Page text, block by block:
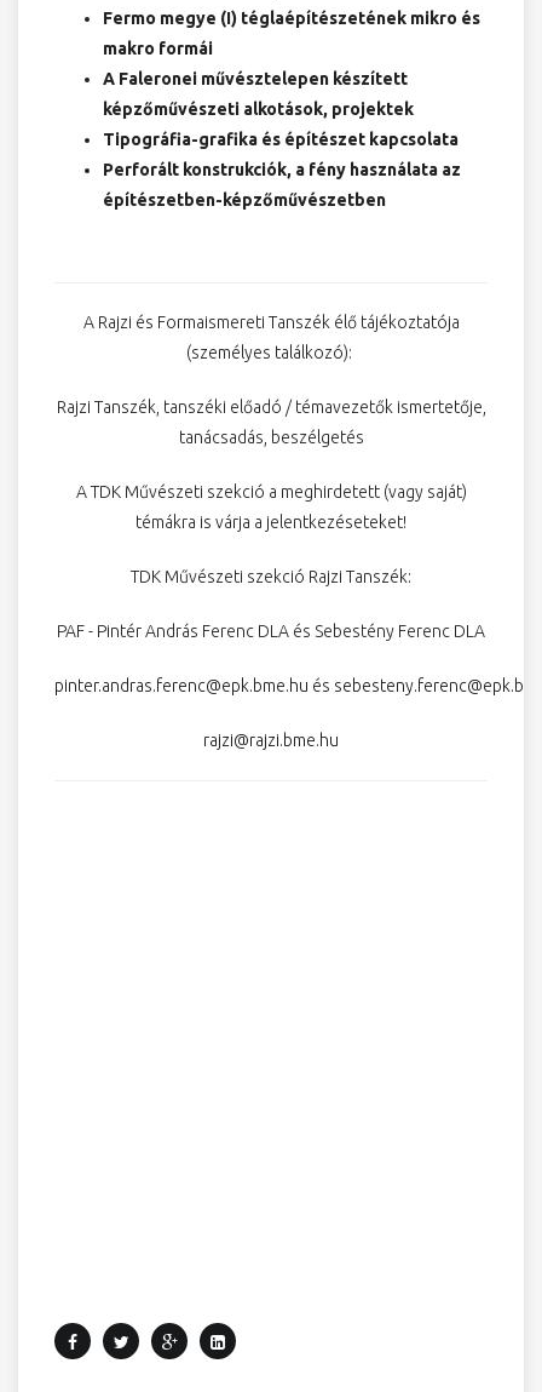
Fermo megye (I) téglaépítészetének mikro és
makro formái
A Faleronei művésztelepen készített
képzőművészeti alkotások, projektek
Tipográfia-grafika és építészet kapcsolata
Perforált konstrukciók, a fény használata az
építészetben-képzőművészetben
A Rajzi és Formaismereti Tanszék élő tájékoztatója
(személyes találkozó):
Rajzi Tanszék, tanszéki előadó / témavezetők ismertetője,
tanácsadás, beszélgetés
A TDK Művészeti szekció a meghirdetett (vagy saját)
témákra is várja a jelentkezéseteket!
TDK Művészeti szekció Rajzi Tanszék:
PAF - Pintér András Ferenc DLA és Sebestény Ferenc DLA
pinter.andras.ferenc@epk.bme.hu és
rajzi@rajzi.bme.hu